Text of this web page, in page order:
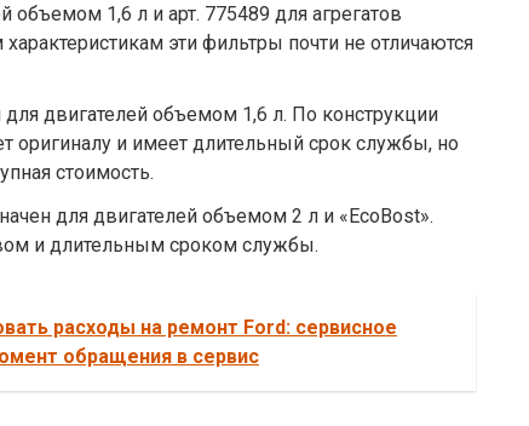
объемом 1,6 л и арт. 775489 для агрегатов
эти фильтры почти не отличаются
для двигателей объемом 1,6 л. По конструкции
оригиналу и имеет длительный срок службы, но
стоимость.
для двигателей объемом 2 л и «EcoBost».
и длительным сроком службы.
расходы на ремонт Ford: сервисное
обращения в сервис